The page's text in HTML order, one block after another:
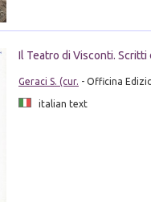
Il Teatro di Visconti. Scritti
Geraci S. (cur. - Officina
italian text